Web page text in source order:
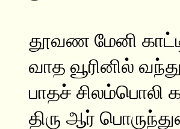
தூவண மேனி
வாத வூரினில்
பாதச் சிலம்பொலி
திரு ஆர்